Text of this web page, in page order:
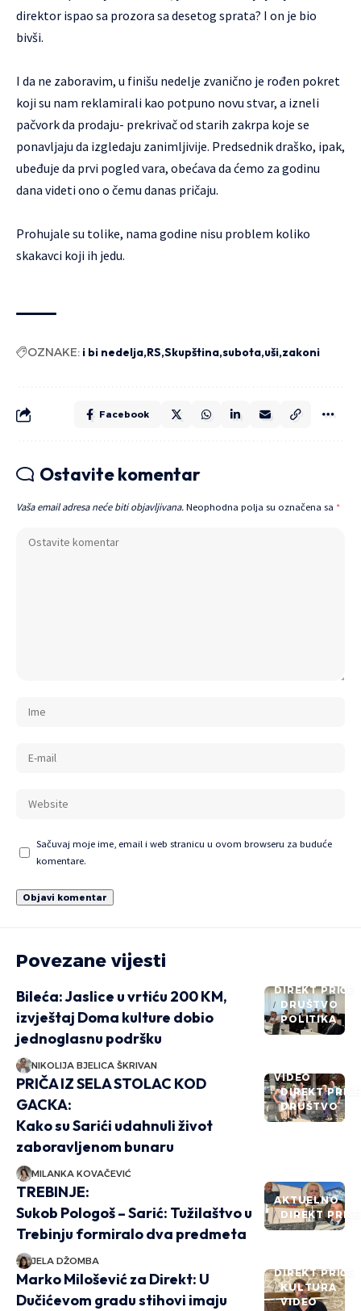
direktor ispao sa prozora sa desetog sprata? I on je bio
bivši.
I da ne zaboravim, u finišu nedelje zvanično je rođen pokret
koji su nam reklamirali kao potpuno novu stvar, a izneli
pačvork da prodaju- prekrivač od starih zakrpa koje se
ponavljaju da izgledaju zanimljivije. Predsednik draško, ipak,
ubeđuje da prvi pogled vara, obećava da ćemo za godinu
dana videti ono o čemu danas pričaju.
Prohujale su tolike, nama godine nisu problem koliko
skakavci koji ih jedu.
OZNAKE: i bi nedelja RS Skupština subota uši zakoni
Facebook
Ostavite komentar
Vaša email adresa neće biti objavljivana. Neophodna polja su označena sa *
Sačuvaj moje ime, email i web stranicu u ovom browseru za buduće
komentare.
Povezane vijesti
DIREKT PRIČE
DRUŠTVO
POLITIKA
Bileća: Jaslice u vrtiću 200 KM,
izvještaj Doma kulture dobio
jednoglasnu podršku
NIKOLIJA BJELICA ŠKRIVAN
VIDEO
DIREKT PRIČE
DRUŠTVO
PRIČA IZ SELA STOLAC KOD
GACKA:
Kako su Sarići udahnuli život
zaboravljenom bunaru
MILANKA KOVAČEVIĆ
AKTUELNO
DIREKT PRIČE
TREBINJE:
Sukob Pologoš – Sarić: Tužilaštvo u
Trebinju formiralo dva predmeta
JELA DŽOMBA
DIREKT PRIČE
KULTURA
VIDEO
Marko Milošević za Direkt: U
Dučićevom gradu stihovi imaju